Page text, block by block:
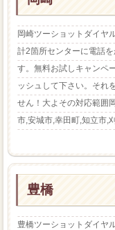
岡崎ツーショットダイヤ
計2箇所センターに電話
す。無料お試しキャンペ
ッシュして下さい。それ
せん！大よその対応範囲
市,安城市,幸田町,知立市,
豊橋
豊橋ツーショットダイヤ